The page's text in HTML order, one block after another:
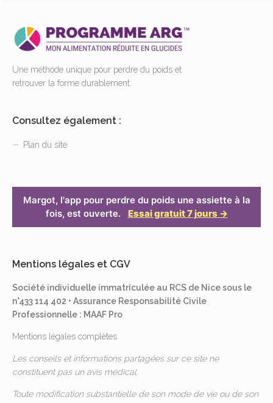
Une méthode unique pour perdre du poids et
retrouver la forme durablement.
Consultez également :
Plan du site
Margot, l'app pour perdre du poids une assiette à la
fois, est ouverte.
Essai gratuit 7 jours →
Mentions légales et CGV
Société individuelle immatriculée au RCS de Nice sous le
n°433 114 402 • Assurance Responsabilité Civile
Professionnelle : MAAF Pro
Mentions légales complètes
Les conseils et informations partagées sur ce site ne
constituent pas un avis médical.
Toute modification substantielle de son mode de vie ou de son